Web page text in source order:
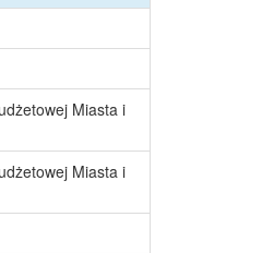
Miasta i
Miasta i